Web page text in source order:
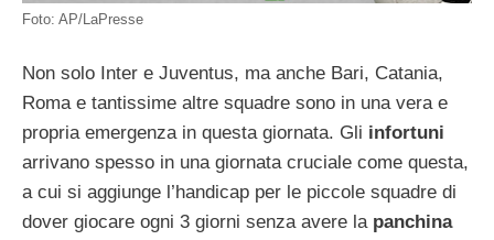
Foto: AP/LaPresse
Non solo Inter e Juventus, ma anche Bari, Catania,
Roma e tantissime altre squadre sono in una vera e
propria emergenza in questa giornata. Gli infortuni
arrivano spesso in una giornata cruciale come questa,
a cui si aggiunge l’handicap per le piccole squadre di
dover giocare ogni 3 giorni senza avere la panchina